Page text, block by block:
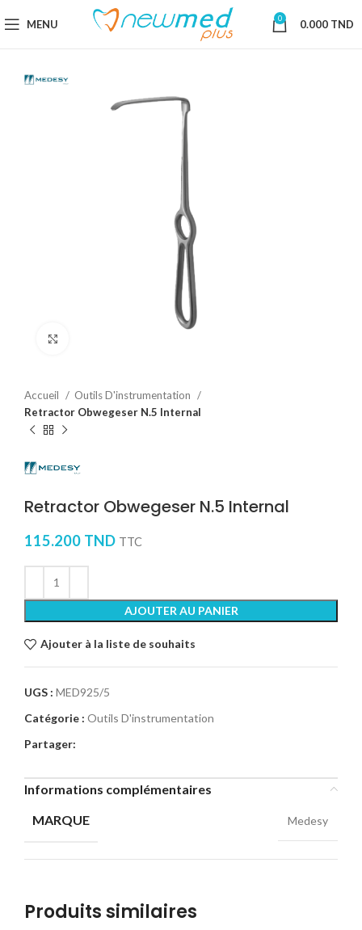
MENU 0 0.000 TND
Accueil
Outils D'instrumentation
Retractor Obwegeser N.5 Internal
Retractor Obwegeser N.5 Internal
115.200 TND TTC
AJOUTER AU PANIER
Ajouter à la liste de souhaits
UGS : MED925/5
Catégorie : Outils D'instrumentation
Partager:
Informations complémentaires
MARQUE
Medesy
Produits similaires